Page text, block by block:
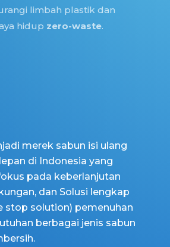
limbah plastik dan
hidup zero-waste.
merek sabun isi ulang
di Indonesia yang
pada keberlanjutan
dan Solusi lengkap
stop solution) pemenuhan
berbagai jenis sabun